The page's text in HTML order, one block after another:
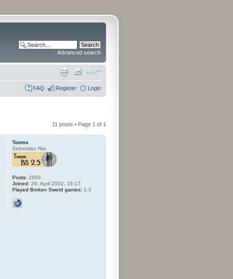
Advanced search
FAQ Register Login
11 posts • Page 1 of 1
Tooms
Sebastian Nisi
Posts: 2950
Joined: 29. April 2002, 16:17
Played Broken Sword games: 1-3